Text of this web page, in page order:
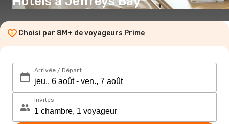
Choisi par 8M+ de voyageurs Prime
Arrivée / Départ
Invités